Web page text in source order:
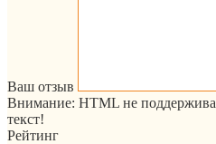
Ваш отзыв
Внимание: HTML не
текст!
Рейтинг